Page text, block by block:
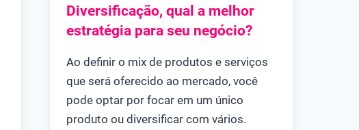
Diversificação, qual a melhor
estratégia para seu negócio?
Ao definir o mix de produtos e serviços
que será oferecido ao mercado, você
pode optar por focar em um único
produto ou diversificar com vários.